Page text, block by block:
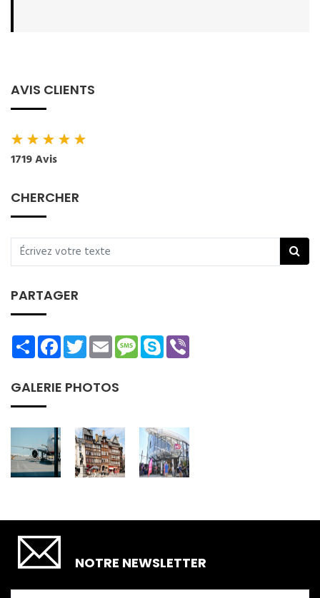
AVIS CLIENTS
★★★★★
1719 Avis
CHERCHER
PARTAGER
ShareFacebookTwitterEmailMessage
Skype
GALERIE PHOTOS
NOTRE NEWSLETTER